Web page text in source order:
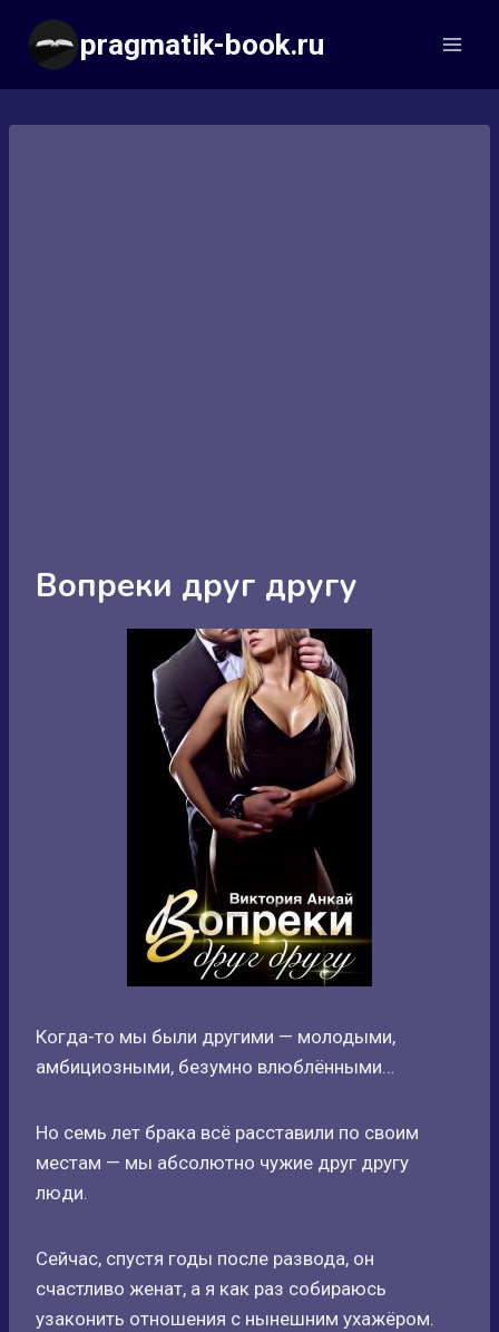
Перейти
содержимому
pragmatik-book.ru
Вопреки друг другу
Когда-то мы были другими — молодыми,
амбициозными, безумно влюблёнными…
Но семь лет брака всё расставили по своим
местам — мы абсолютно чужие друг другу
люди.
Сейчас, спустя годы после развода, он
счастливо женат, а я как раз собираюсь
узаконить отношения с нынешним ухажёром.